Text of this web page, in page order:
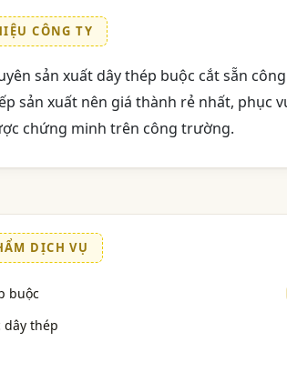
CÔNG TY
sản xuất dây thép buộc cắt sẵn
sản xuất nên giá thành rẻ nhất, phục
chứng minh trên công trường.
DỊCH VỤ
buộc
dây thép